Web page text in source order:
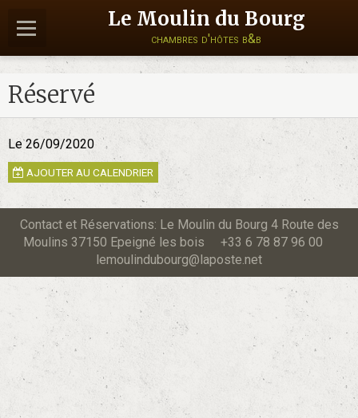
Le Moulin du Bourg
chambres d'hôtes b&b
Réservé
Le 26/09/2020
AJOUTER AU CALENDRIER
Contact et Réservations: Le Moulin du Bourg 4 Route des
Moulins 37150 Epeigné les bois +33 6 78 87 96 00
lemoulindubourg@laposte.net